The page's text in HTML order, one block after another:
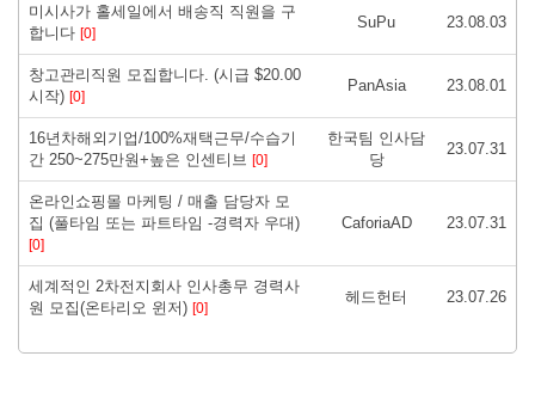
미시사가 홀세일에서 배송직 직원을 구
합니다 [0]
SuPu 23.08.03
창고관리직원 모집합니다. (시급 $20.00
시작) [0]
PanAsia 23.08.01
16년차해외기업/100%재택근무/수습기
간 250~275만원+높은 인센티브 [0]
한국팀 인사담
당
23.07.31
온라인쇼핑몰 마케팅 / 매출 담당자 모
집 (풀타임 또는 파트타임 -경력자 우대)
[0]
CaforiaAD 23.07.31
세계적인 2차전지회사 인사총무 경력사
원 모집(온타리오 윈저) [0]
헤드헌터 23.07.26